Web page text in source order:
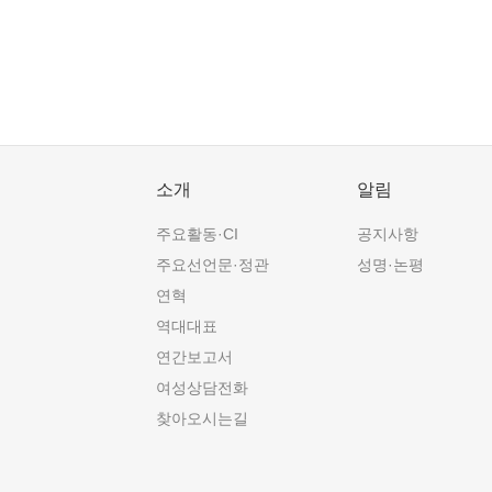
소개
주요활동·CI
주요선언문·정관
연혁
역대대표
연간보고서
여성상담전화
찾아오시는길
알림
공지사항
성명·논평